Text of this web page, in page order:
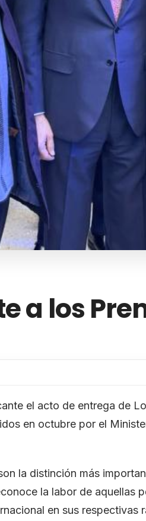
a los
el acto de entrega de
en octubre por el
la distinción más
la labor de aquellas
en sus respectivas